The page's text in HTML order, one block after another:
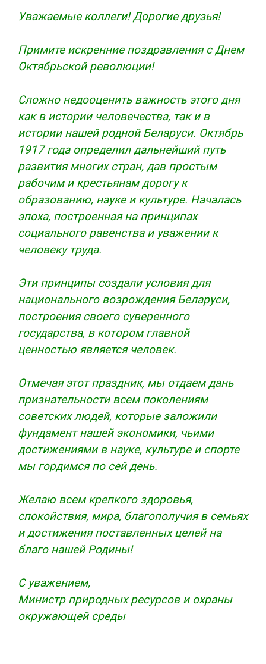
Уважаемые коллеги! Дорогие друзья!
Примите искренние поздравления с Днем
Октябрьской революции!
Сложно недооценить важность этого дня
как в истории человечества, так и в
истории нашей родной Беларуси. Октябрь
1917 года определил дальнейший путь
развития многих стран, дав простым
рабочим и крестьянам дорогу к
образованию, науке и культуре. Началась
эпоха, построенная на принципах
социального равенства и уважении к
человеку труда.
Эти принципы создали условия для
национального возрождения Беларуси,
построения своего суверенного
государства, в котором главной
ценностью является человек.
Отмечая этот праздник, мы отдаем дань
признательности всем поколениям
советских людей, которые заложили
фундамент нашей экономики, чьими
достижениями в науке, культуре и спорте
мы гордимся по сей день.
Желаю всем крепкого здоровья,
спокойствия, мира, благополучия в семьях
и достижения поставленных целей на
благо нашей Родины!
С уважением,
Министр природных ресурсов и охраны
окружающей среды